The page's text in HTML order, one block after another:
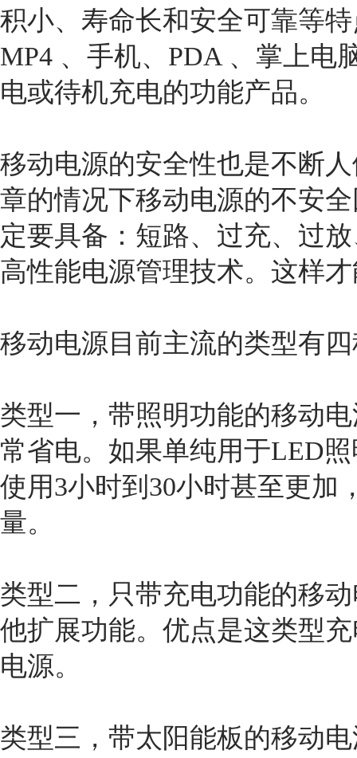
积小、寿命长和安全可靠等
MP4 、手机、PDA 、掌上电
电或待机充电的功能产品。
移动电源的安全性也是不断
章的情况下移动电源的不安
定要具备：短路、过充、过
高性能电源管理技术。这样
移动电源目前主流的类型有
类型一，带照明功能的移动
常省电。如果单纯用于LED
使用3小时到30小时甚至更加
量。
类型二，只带充电功能的移
他扩展功能。优点是这类型
电源。
类型三，带太阳能板的移动